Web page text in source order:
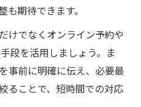
も期待できます。
けでなくオンライン予約や
段を活用しましょう。ま
事前に明確に伝え、必要最
ることで、短時間での対応